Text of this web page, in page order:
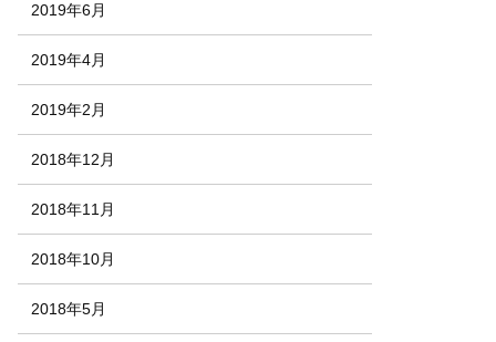
2019年6月
2019年4月
2019年2月
2018年12月
2018年11月
2018年10月
2018年5月